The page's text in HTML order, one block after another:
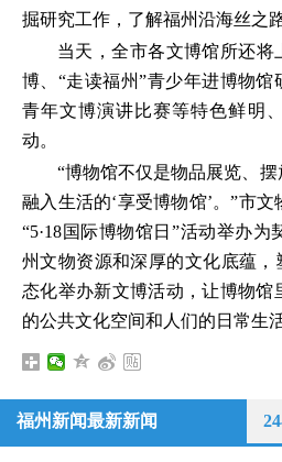
掘研究工作，了解福州沿海丝之
当天，全市各文博馆所还将
博、“走读福州”青少年进博物馆
青年文博演讲比赛等特色鲜明
动。
“博物馆不仅是物品展览、
融入生活的‘享受博物馆’。”市
“5·18国际博物馆日”活动举办
州文物资源和深厚的文化底蕴，
态化举办新文博活动，让博物馆
的公共文化空间和人们的日常生
福州新闻最新新闻